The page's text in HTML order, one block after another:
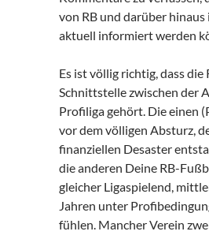
von RB und darüber
aktuell informiert werden
Es ist völlig richtig, dass die
Schnittstelle zwischen der
Profiliga gehört. Die einen
vor dem völligen Absturz,
finanziellen Desaster
die anderen Deine RB-
gleicher Ligaspielend,
Jahren unter
fühlen. Mancher Verein